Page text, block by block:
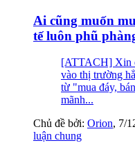
Ai cũng muốn
tế luôn phũ
[ATTACH] Xin
vào thị trường
từ "mua đáy,
mãnh...
Chủ đề bởi: Orion, 7/
luận chung